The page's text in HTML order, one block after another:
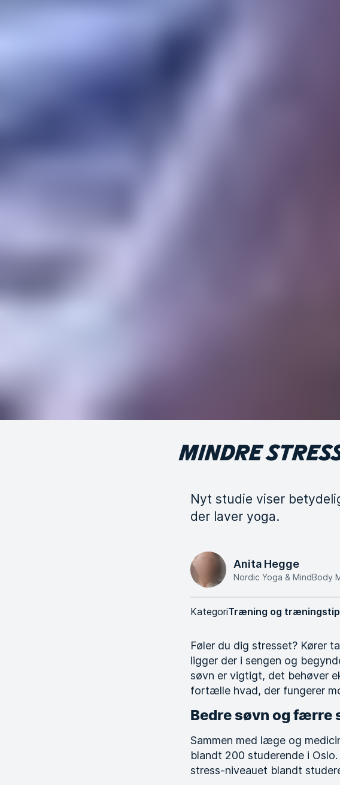
MINDRE
Nyt studie viser
der laver yoga.
Anita Hegge
Nordic Yoga & MindBody
KategoriTræning og
Føler du dig stresset? Kører
ligger der i sengen og
søvn er vigtigt, det behøver
fortælle hvad, der fungerer
Bedre søvn og færre
Sammen med læge og
blandt 200 studerende i
stress-niveauet blandt